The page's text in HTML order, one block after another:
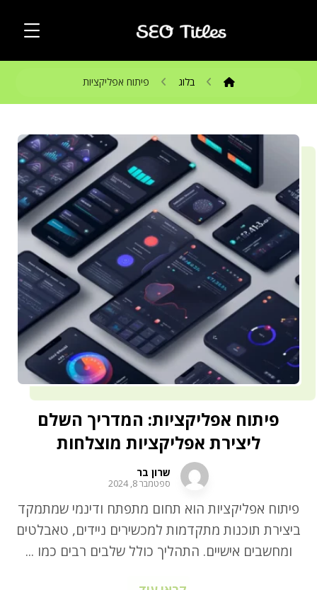
בלוג פיתוח אפליקציות
פיתוח אפליקציות: המדריך השלם
ליצירת אפליקציות מוצלחות
שרון בר
ספטמבר 8, 2024
פיתוח אפליקציות הוא תחום מתפתח ודינמי שמתמקד
ביצירת תוכנות מתקדמות למכשירים ניידים, טאבלטים
ומחשבים אישיים. התהליך כולל שלבים רבים כמו ...